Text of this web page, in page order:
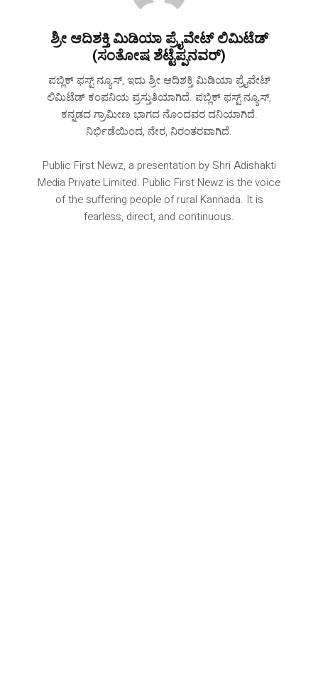
ಶ್ರೀ ಆದಿಶಕ್ತಿ ಮಿಡಿಯಾ ಪ್ರೈವೇಟ್ ಲಿಮಿಟೆಡ್
(ಸಂತೋಷ ಶೆಟ್ಟೆಪ್ಪನವರ್)
ಪಬ್ಲಿಕ್ ಫಸ್ಟ್ ನ್ಯೂಸ್, ಇದು ಶ್ರೀ ಆದಿಶಕ್ತಿ ಮಿಡಿಯಾ ಪ್ರೈವೇಟ್
ಲಿಮಿಟೆಡ್ ಕಂಪನಿಯ ಪ್ರಸ್ತುತಿಯಾಗಿದೆ. ಪಬ್ಲಿಕ್ ಫಸ್ಟ್ ನ್ಯೂಸ್,
ಕನ್ನಡದ ಗ್ರಾಮೀಣ ಭಾಗದ ನೊಂದವರ ದನಿಯಾಗಿದೆ‌.
ನಿರ್ಭಿಡೆಯಿಂದ, ನೇರ, ನಿರಂತರವಾಗಿದೆ.
Public First Newz, a presentation by Shri Adishakti
Media Private Limited. Public First Newz is the voice
of the suffering people of rural Kannada. It is
fearless, direct, and continuous.